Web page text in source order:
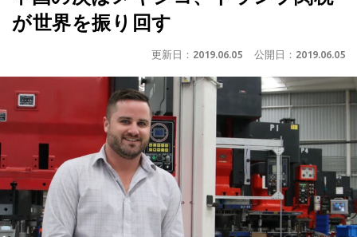
が世界を振り回す
更新日： 2019.06.05 公開日： 2019.06.05